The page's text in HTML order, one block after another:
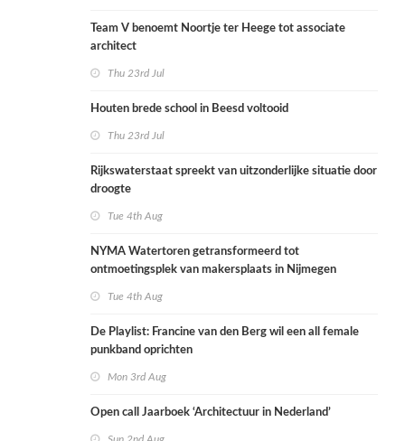
Team V benoemt Noortje ter Heege tot associate
architect
Thu 23rd Jul
Houten brede school in Beesd voltooid
Thu 23rd Jul
Rijkswaterstaat spreekt van uitzonderlijke situatie door
droogte
Tue 4th Aug
NYMA Watertoren getransformeerd tot
ontmoetingsplek van makersplaats in Nijmegen
Tue 4th Aug
De Playlist: Francine van den Berg wil een all female
punkband oprichten
Mon 3rd Aug
Open call Jaarboek ‘Architectuur in Nederland’